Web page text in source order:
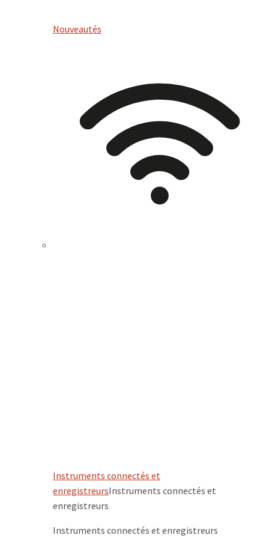
Nouveautés
Instruments connectés et
enregistreursInstruments connectés et
enregistreurs
Instruments connectés et enregistreurs